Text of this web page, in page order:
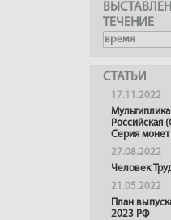
ТЕЧЕНИЕ
СТАТЬИ
17.11.2022
Российская
Серия монет
27.08.2022
Человек
21.05.2022
План
2023 РФ